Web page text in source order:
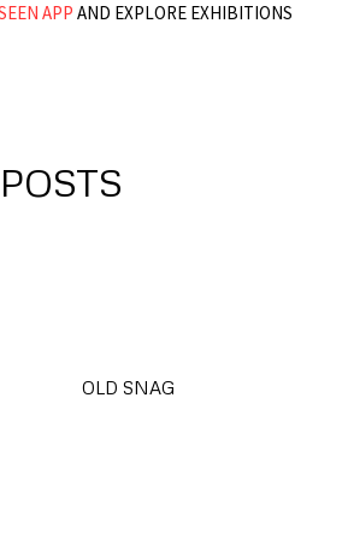
APP AND EXPLORE EXHIBITIONS
OLD SNAG